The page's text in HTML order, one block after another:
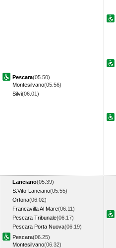
Pescara(05.50)
Montesilvano(05.56)
Silvi(06.01)
Lanciano(05.39)
S.Vito-Lanciano(05.55)
Ortona(06.02)
Francavilla Al Mare(06.11)
Pescara Tribunale(06.17)
Pescara Porta Nuova(06.19)
Pescara(06.25)
Montesilvano(06.32)